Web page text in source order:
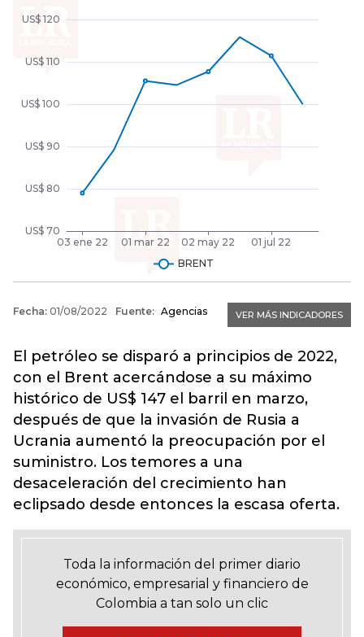
El petróleo se disparó a principios de 2022,
con el Brent acercándose a su máximo
histórico de US$ 147 el barril en marzo,
después de que la invasión de Rusia a
Ucrania aumentó la preocupación por el
suministro. Los temores a una
desaceleración del crecimiento han
eclipsado desde entonces la escasa oferta.
Toda la información del primer diario
económico, empresarial y financiero de
Colombia a tan solo un clic